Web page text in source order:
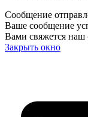
Сообщение
Ваше сообщение
Вами свяжется наш
Закрыть окно